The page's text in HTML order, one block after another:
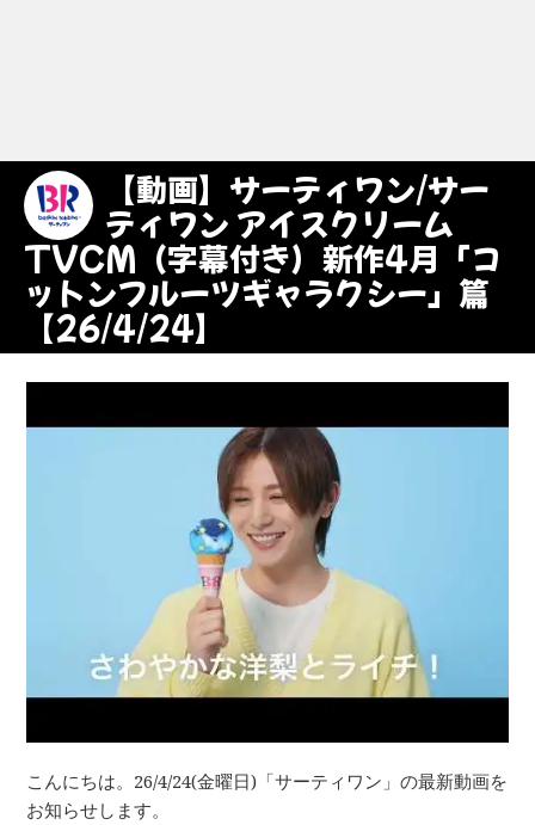
【動画】サーティワン/サー
ティワン アイスクリーム
TVCM（字幕付き）新作4月「コ
ットンフルーツギャラクシー」篇
【26/4/24】
こんにちは。26/4/24(金曜日)「サーティワン」の最新動画を
お知らせします。